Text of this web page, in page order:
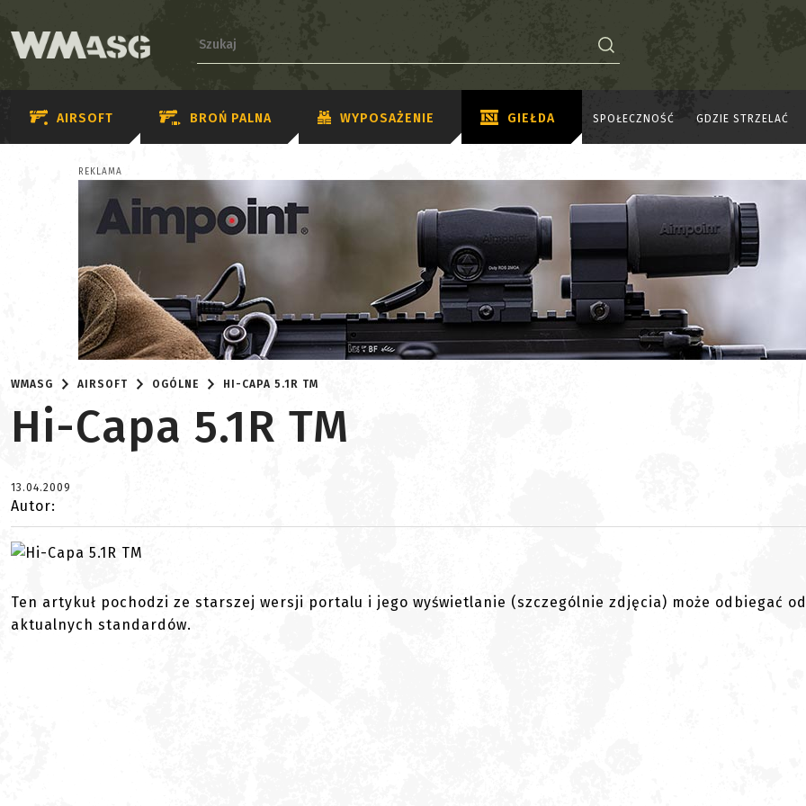
AIRSOFT BROŃ PALNA WYPOSAŻENIE GIEŁDA SPOŁECZNOŚĆ GDZIE STRZELAĆ
REKLAMA
WMASG AIRSOFT OGÓLNE HI-CAPA 5.1R TM
Hi-Capa 5.1R TM
13.04.2009
Autor:
Ten artykuł pochodzi ze starszej wersji portalu i jego wyświetlanie (szczególnie zdjęcia) może odbiegać od
aktualnych standardów.